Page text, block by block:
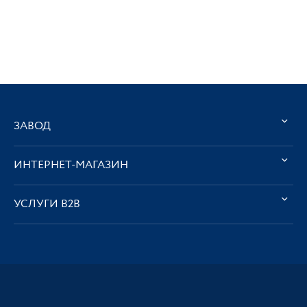
ЗАВОД
ИНТЕРНЕТ-МАГАЗИН
УСЛУГИ В2В